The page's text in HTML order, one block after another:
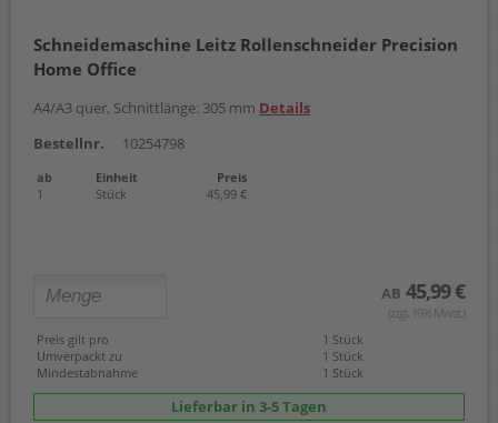
Schneidemaschine Leitz Rollenschneider Precision
Home Office
A4/A3 quer, Schnittlänge: 305 mm Details
Bestellnr.
10254798
ab Einheit
Preis
1
Stück 45,99 €
AB 45,99 €
(zzgl. 19% Mwst.)
Preis gilt pro
1 Stück
Umverpackt zu
1 Stück
Mindestabnahme
1 Stück
Lieferbar in 3-5 Tagen